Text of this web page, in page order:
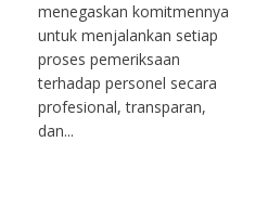
menegaskan komitmennya
untuk menjalankan setiap
proses pemeriksaan
terhadap personel secara
profesional, transparan,
dan...